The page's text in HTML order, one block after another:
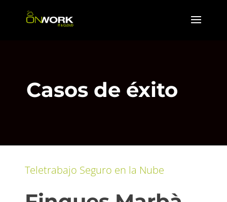
Casos de éxito
Teletrabajo Seguro en la Nube